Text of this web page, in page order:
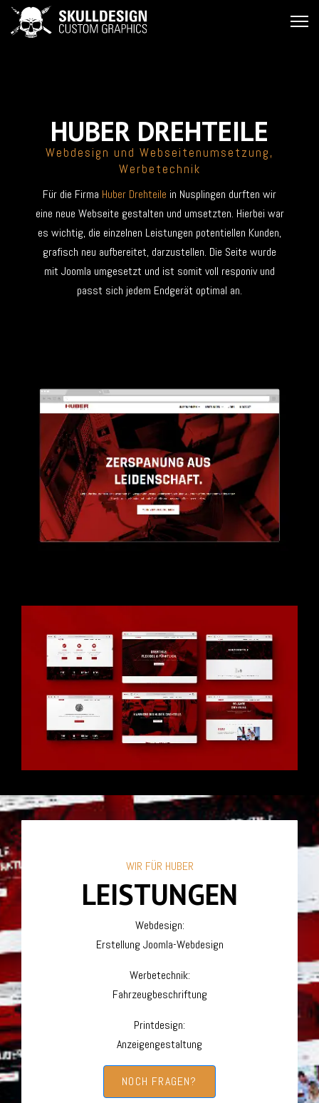
HUBER DREHTEILE
Webdesign und Webseitenumsetzung,
Werbetechnik
Für die Firma Huber Drehteile in Nusplingen durften wir
eine neue Webseite gestalten und umsetzten. Hierbei war
es wichtig, die einzelnen Leistungen potentiellen Kunden,
grafisch neu aufbereitet, darzustellen. Die Seite wurde
mit Joomla umgesetzt und ist somit voll responiv und
passt sich jedem Endgerät optimal an.
WIR FÜR HUBER
LEISTUNGEN
Webdesign:
Erstellung Joomla-Webdesign
Werbetechnik:
Fahrzeugbeschriftung
Printdesign:
Anzeigengestaltung
NOCH FRAGEN?